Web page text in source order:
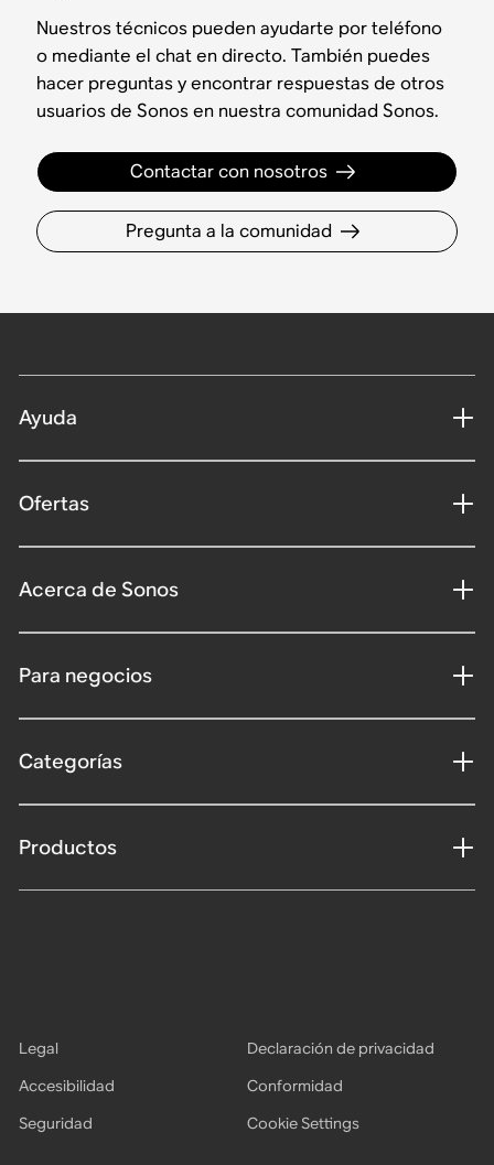
Nuestros técnicos pueden ayudarte por teléfono
o mediante el chat en directo. También puedes
hacer preguntas y encontrar respuestas de otros
usuarios de Sonos en nuestra comunidad Sonos.
Contactar con nosotros
Pregunta a la comunidad
Ayuda
Ofertas
Acerca de Sonos
Para negocios
Categorías
Productos
Legal
Declaración de privacidad
Accesibilidad
Conformidad
Seguridad
Cookie Settings